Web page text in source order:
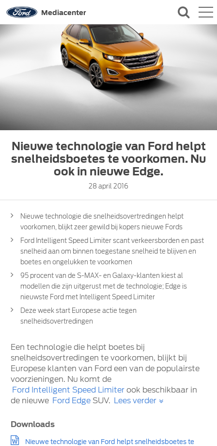
Mediacenter
CONTACT
Nieuwe technologie van Ford helpt
snelheidsboetes te voorkomen. Nu
ook in nieuwe Edge.
28 april 2016
Nieuwe technologie die snelheidsovertredingen helpt
voorkomen, blijkt zeer gewild bij kopers nieuwe Fords
Ford Intelligent Speed Limiter scant verkeersborden en past
snelheid aan om binnen toegestane snelheid te blijven en
boetes en ongelukken te voorkomen
95 procent van de S-MAX- en Galaxy-klanten kiest al
modellen die zijn uitgerust met de technologie; Edge is
nieuwste Ford met Intelligent Speed Limiter
Deze week start Europese actie tegen
snelheidsovertredingen
Een technologie die helpt boetes bij
snelheidsovertredingen te voorkomen, blijkt bij
Europese klanten van Ford een van de populairste
voorzieningen. Nu komt de
Ford Intelligent Speed Limiter ook beschikbaar in
de nieuwe Ford Edge SUV. Lees verder
Downloads
Nieuwe technologie van Ford helpt snelheidsboetes te